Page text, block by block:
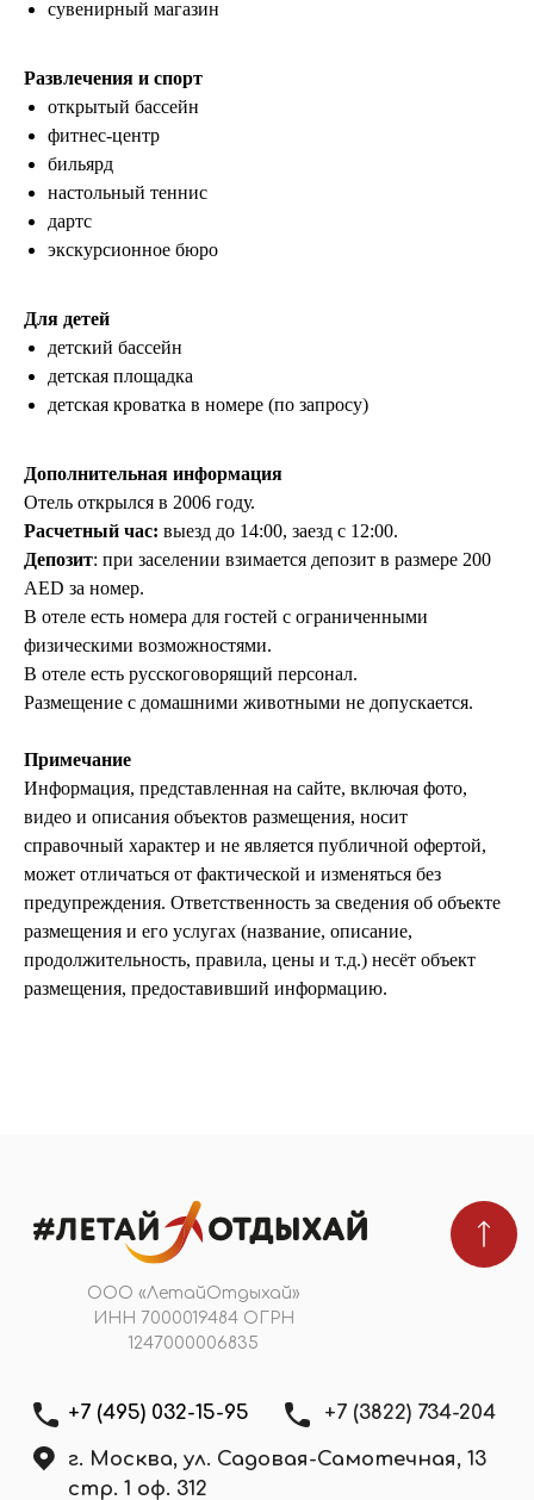
сувенирный магазин
Развлечения и спорт
открытый бассейн
фитнес-центр
бильярд
настольный теннис
дартс
экскурсионное бюро
Для детей
детский бассейн
детская площадка
детская кроватка в номере (по запросу)
Дополнительная информация
Отель открылся в 2006 году.
Расчетный час: выезд до 14:00, заезд с 12:00.
Депозит: при заселении взимается депозит в размере 200
AED за номер.
В отеле есть номера для гостей с ограниченными
физическими возможностями.
В отеле есть русскоговорящий персонал.
Размещение с домашними животными не допускается.
Примечание
Информация, представленная на сайте, включая фото,
видео и описания объектов размещения, носит
справочный характер и не является публичной офертой,
может отличаться от фактической и изменяться без
предупреждения. Ответственность за сведения об объекте
размещения и его услугах (название, описание,
продолжительность, правила, цены и т.д.) несёт объект
размещения, предоставивший информацию.
© 2026 #Летайотдыхай
+7 (495) 032-15-95
info@letayotdykhay.ru
Согласие на обработку персональных данных
г. Томск, ул. Белинского, 30
ООО «ЛетайОтдыхай»
1247000006835
ПОДПИШИТЕСЬ НА НОВОСТИ